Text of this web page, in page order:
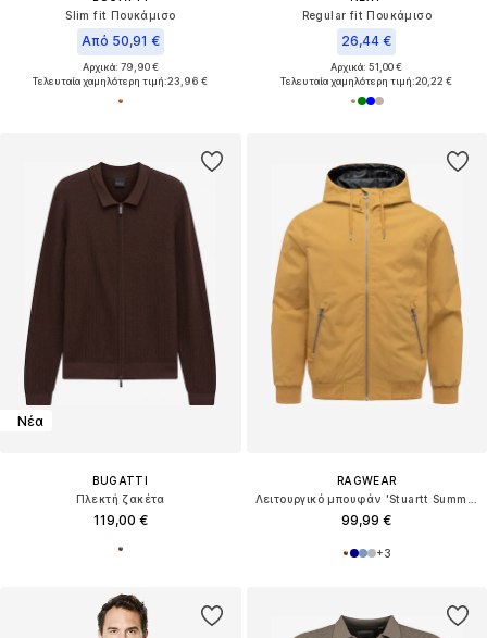
Slim fit Πουκάμισο
Από 50,91 €
Αρχικά: 79,90 €
Τελευταία χαμηλότερη τιμή:23,96 €
Regular fit Πουκάμισο
26,44 €
Αρχικά: 51,00 €
Τελευταία χαμηλότερη τιμή:20,22 €
Νέα
BUGATTI
Πλεκτή ζακέτα
119,00 €
RAGWEAR
99,99 €
+3